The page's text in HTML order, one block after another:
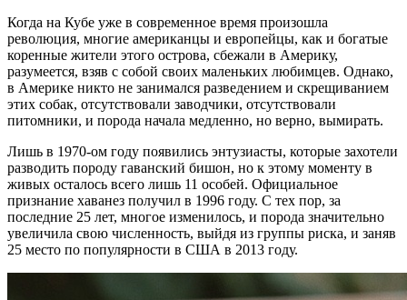
Когда на Кубе уже в современное время произошла
революция, многие американцы и европейцы, как и богатые
коренные жители этого острова, сбежали в Америку,
разумеется, взяв с собой своих маленьких любимцев. Однако,
в Америке никто не занимался разведением и скрещиванием
этих собак, отсутствовали заводчики, отсутствовали
питомники, и порода начала медленно, но верно, вымирать.
Лишь в 1970-ом году появились энтузиасты, которые захотели
разводить породу гаванский бишон, но к этому моменту в
живых осталось всего лишь 11 особей. Официальное
признание хаванез получил в 1996 году. С тех пор, за
последние 25 лет, многое изменилось, и порода значительно
увеличила свою численность, выйдя из группы риска, и заняв
25 место по популярности в США в 2013 году.